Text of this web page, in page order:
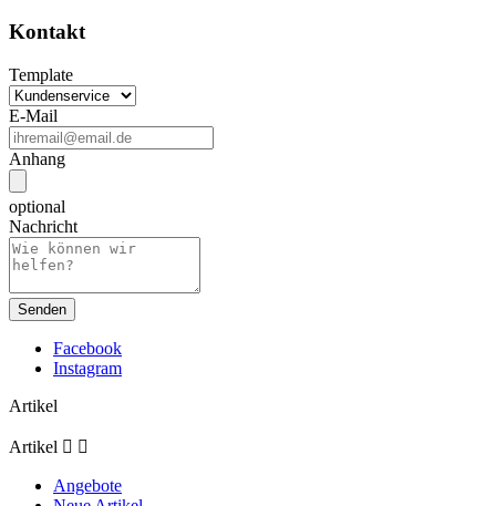
Kontakt
Template
E-Mail
Anhang
optional
Nachricht
Facebook
Instagram
Artikel
Artikel  
Angebote